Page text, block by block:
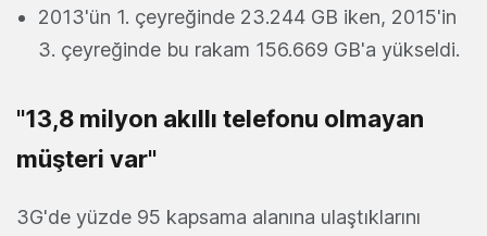
2013'ün 1. çeyreğinde 23.244 GB iken, 2015'in
3. çeyreğinde bu rakam 156.669 GB'a yükseldi.
"13,8 milyon akıllı telefonu olmayan
müşteri var"
3G'de yüzde 95 kapsama alanına ulaştıklarını